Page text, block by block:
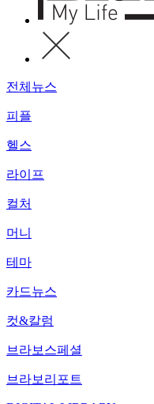
전체뉴스
피플
헬스
라이프
컬처
머니
테마
카드뉴스
컷&칼럼
브라보스페셜
브라보리포트